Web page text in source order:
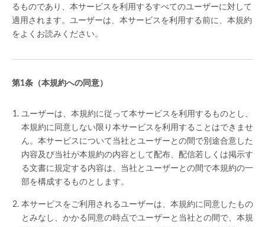
るものであり、本サービスを利用するすべてのユーザーに対して
適用されます。ユーザーは、本サービスを利用する前に、本規約
をよくお読みください。
（本規約への同意）
ユーザーは、本規約に従って本サービスを利用するものとし、
本規約に同意しない限り本サービスを利用することはできませ
ん。本サービスについて当社とユーザーとの間で別途合意した
内容及び当社が本規約の内容として配布、配信若しくは掲示す
る文書に規定する内容は、当社とユーザーとの間で本規約の一
部を構成するものとします。
本サービスをご利用されるユーザーは、本規約に同意したもの
とみなし、かかる同意の時点でユーザーと当社との間で、本規